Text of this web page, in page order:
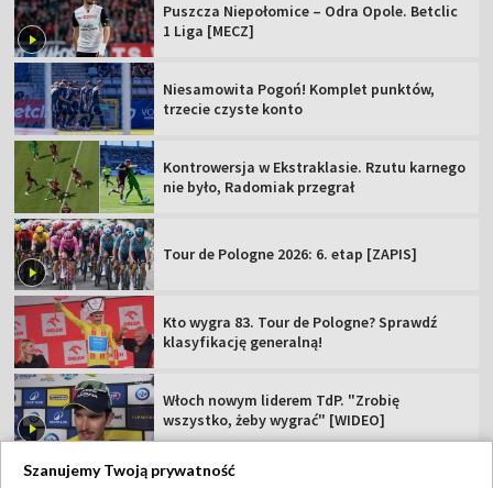
Puszcza Niepołomice – Odra Opole. Betclic
1 Liga [MECZ]
Niesamowita Pogoń! Komplet punktów,
trzecie czyste konto
Kontrowersja w Ekstraklasie. Rzutu karnego
nie było, Radomiak przegrał
Tour de Pologne 2026: 6. etap [ZAPIS]
Kto wygra 83. Tour de Pologne? Sprawdź
klasyfikację generalną!
Włoch nowym liderem TdP. "Zrobię
wszystko, żeby wygrać" [WIDEO]
Szanujemy Twoją prywatność